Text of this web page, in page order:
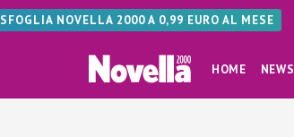
SFOGLIA NOVELLA 2000 A 0,99 EURO AL MESE
HOME NEWS